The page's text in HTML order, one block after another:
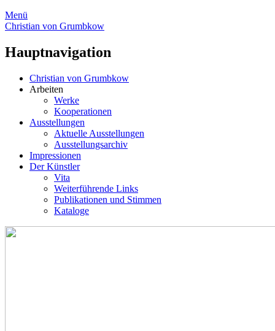
Menü
Christian von Grumbkow
Hauptnavigation
Christian von Grumbkow
Arbeiten
Werke
Kooperationen
Ausstellungen
Aktuelle Ausstellungen
Ausstellungsarchiv
Impressionen
Der Künstler
Vita
Weiterführende Links
Publikationen und Stimmen
Kataloge